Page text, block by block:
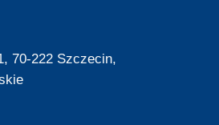
70-222 Szczecin,